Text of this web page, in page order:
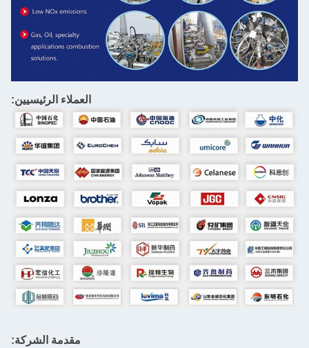
العملاء الرئيسيين:
مقدمة الشركة: